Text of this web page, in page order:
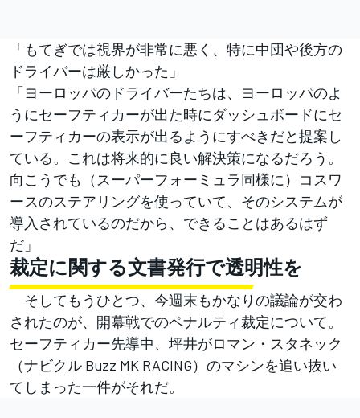
「もてぎでは視界が非常に悪く、特に中団や後方の
ドライバーは厳しかった」
「ヨーロッパのドライバーたちは、ヨーロッパのよ
うにセーフティカーが出た時にダッシュボードにセ
ーフティカーの表示が出るようにすべきだと提案し
ている。これは将来的に良い解決策になるだろう。
向こうでも（スーパーフォーミュラ同様に）コスワ
ースのステアリングを使っていて、そのシステムが
導入されているのだから、できることはあるはず
だ」
裁定に関する文書発行で透明性を
そしてもうひとつ、今週末もかなりの議論が交わ
されたのが、開幕戦でのペナルティ裁定について。
セーフティカー先導中、坪井がロマン・スタネック
（ナビクル Buzz MK RACING）のマシンを追い抜い
てしまった一件がそれだ。